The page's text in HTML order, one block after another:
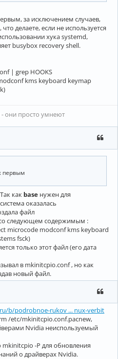
за исключением случаев,
делаете, если не используется
хука systemd,
busybox recovery shell.
| grep HOOKS
kms keyboard keymap
они просто умнеют
первым
как base нужен для
оказалась
файл
следующем содержимым :
microcode modconf kms keyboard
fsck)
только этот файл (его дата
в mkinitcpio.conf , но как
новый файл.
b/podrobnoe-rukov ... nux-verbit
/etc/mkinitcpio.conf.pacnew,
Nvidia неиспользуемый
-P для обновления
о драйверах Nvidia.